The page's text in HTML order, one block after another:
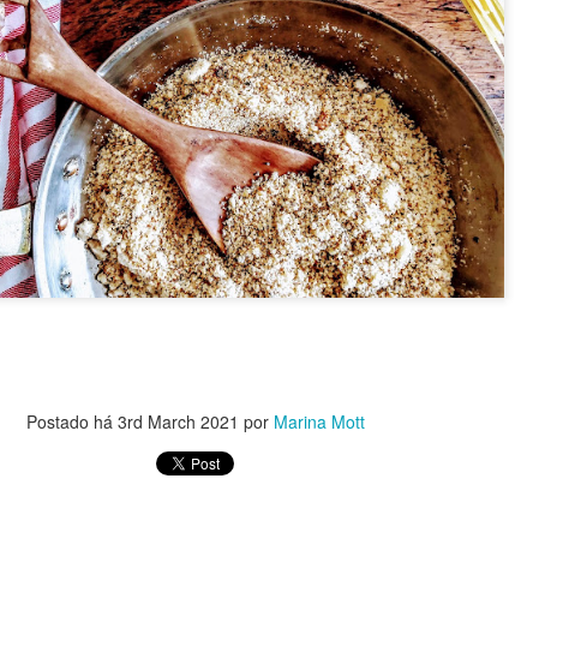
Postado há 3rd March 2021 por Marina Mott
Postado há17th July 2022porMarina Mott
0 Adicionar um comentário
BOLO DE AMORAS